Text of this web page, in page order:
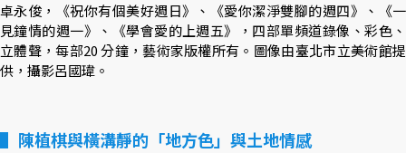
卓永俊，《祝你有個美好週日》、《愛你潔淨雙腳的週四》、《一
見鐘情的週一》、《學會愛的上週五》，四部單頻道錄像、彩色、
立體聲，每部20 分鐘，藝術家版權所有。圖像由臺北市立美術館提
供，攝影呂國瑋。
陳植棋與橫溝靜的「地方色」與土地情感